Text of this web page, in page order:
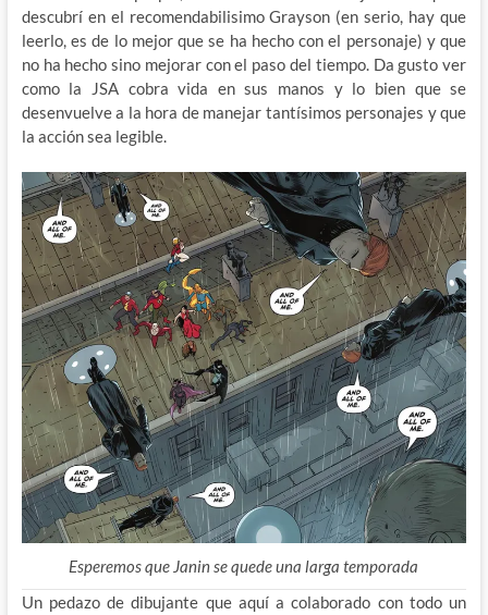
descubrí en el recomendabilisimo Grayson (en serio, hay que
leerlo, es de lo mejor que se ha hecho con el personaje) y que
no ha hecho sino mejorar con el paso del tiempo. Da gusto ver
como la JSA cobra vida en sus manos y lo bien que se
desenvuelve a la hora de manejar tantísimos personajes y que
la acción sea legible.
Esperemos que Janin se quede una larga temporada
Un pedazo de dibujante que aquí a colaborado con todo un